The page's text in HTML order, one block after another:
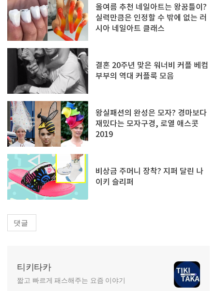
올여름 추천 네일아트는 왕꿈틀이?
실력만큼은 인정할 수 밖에 없는 러
시아 네일아트 클래스
결혼 20주년 맞은 워너비 커플 베컴
부부의 역대 커플룩 모음
왕실패션의 완성은 모자? 경마보다
재밌다는 모자구경, 로열 애스콧
2019
비상금 주머니 장착? 지퍼 달린 나
이키 슬리퍼
댓글
티키타카
짧고 빠르게 패스해주는 요즘 이야기